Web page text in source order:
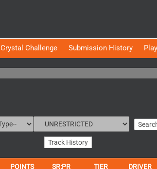
Crystal Challenge Submission History
POINTS SR:PR TIER DRIVER